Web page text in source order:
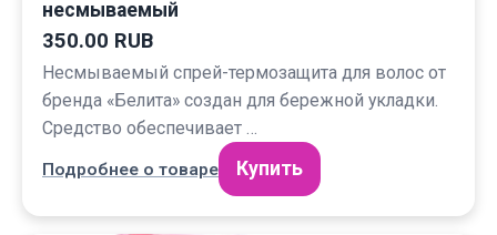
несмываемый
350.00 RUB
Несмываемый спрей-термозащита для волос от
бренда «Белита» создан для бережной укладки.
Средство обеспечивает …
Подробнее о товаре Купить